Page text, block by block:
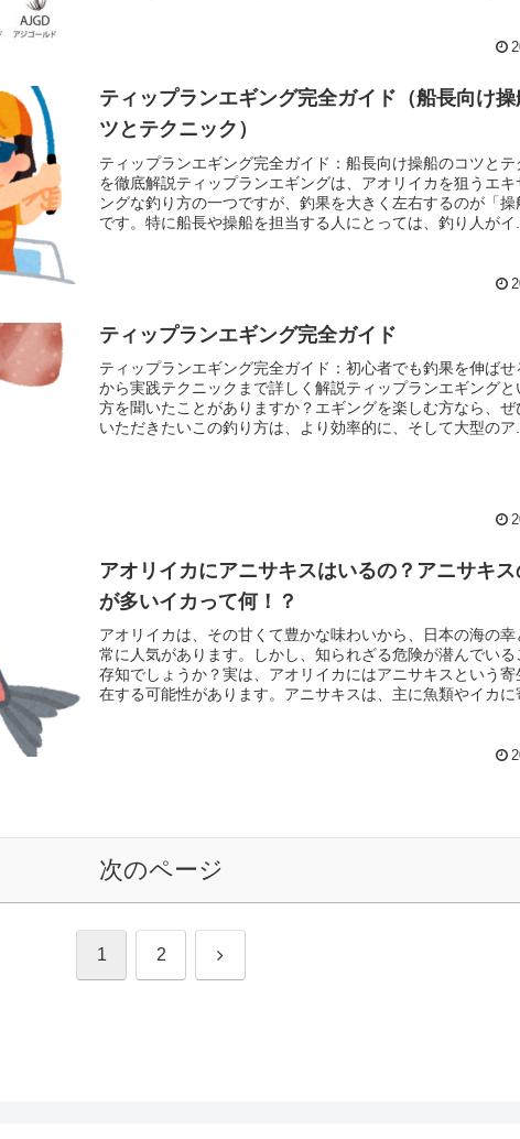
ティップランエギング完全ガイド（船長向け操
ツとテクニック）
ティップランエギング完全ガイド：船長向け操船のコツとテ
を徹底解説ティップランエギングは、アオリイカを狙うエキ
ングな釣り方の一つですが、釣果を大きく左右するのが「操
です。特に船長や操船を担当する人にとっては、釣り人がイ...
ティップランエギング完全ガイド
ティップランエギング完全ガイド：初心者でも釣果を伸ばせ
から実践テクニックまで詳しく解説ティップランエギングと
方を聞いたことがありますか？エギングを楽しむ方なら、ぜ
いただきたいこの釣り方は、より効率的に、そして大型のア...
アオリイカにアニサキスはいるの？アニサキ
が多いイカって何！？
アオリイカは、その甘くて豊かな味わいから、日本の海の幸
常に人気があります。しかし、知られざる危険が潜んでいる
存知でしょうか？実は、アオリイカにはアニサキスという寄
在する可能性があります。アニサキスは、主に魚類やイカに
ます。最悪の場合、手術が必要になることもあるため、注
次のページ
1 2 次